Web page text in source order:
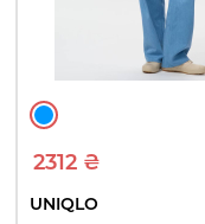
2312 ₴
UNIQLO